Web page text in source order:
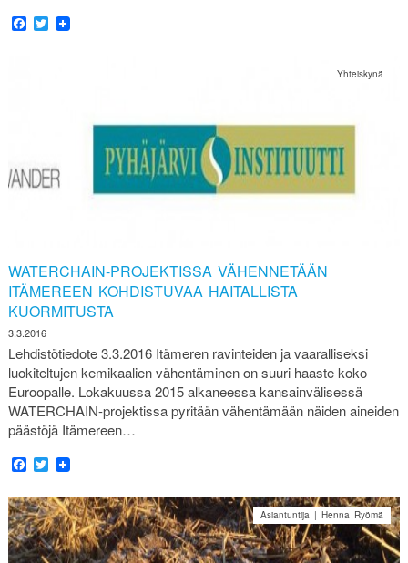
Facebook
Twitter
WATERCHAIN-PROJEKTISSA VÄHENNETÄÄN
ITÄMEREEN KOHDISTUVAA HAITALLISTA
KUORMITUSTA
3.3.2016
Yhteiskynä
Lehdistötiedote 3.3.2016 Itämeren ravinteiden ja vaaralliseksi
luokiteltujen kemikaalien vähentäminen on suuri haaste koko
Euroopalle. Lokakuussa 2015 alkaneessa kansainvälisessä
WATERCHAIN-projektissa pyritään vähentämään näiden aineiden
päästöjä Itämereen…
Facebook
Twitter
Asiantuntija | Henna Ryömä